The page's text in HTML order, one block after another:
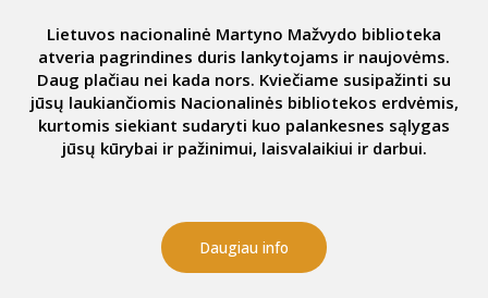
Lietuvos nacionalinė Martyno Mažvydo biblioteka
atveria pagrindines duris lankytojams ir naujovėms.
Daug plačiau nei kada nors. Kviečiame susipažinti su
jūsų laukiančiomis Nacionalinės bibliotekos erdvėmis,
kurtomis siekiant sudaryti kuo palankesnes sąlygas
jūsų kūrybai ir pažinimui, laisvalaikiui ir darbui.
Daugiau info